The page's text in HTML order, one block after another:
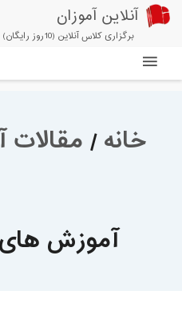
آنلاین آموزان
برگزاری کلاس آنلاین (10روز رایگان)
آزمون های
مقالات
تخفیفهای
خانه/مقالات
آموزش